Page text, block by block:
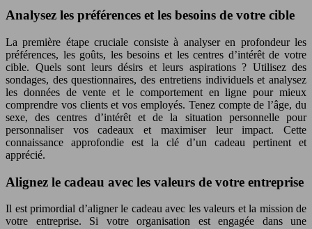
Analysez les préférences et les besoins de votre cible
La première étape cruciale consiste à analyser en profondeur les
préférences, les goûts, les besoins et les centres d’intérêt de votre
cible. Quels sont leurs désirs et leurs aspirations ? Utilisez des
sondages, des questionnaires, des entretiens individuels et analysez
les données de vente et le comportement en ligne pour mieux
comprendre vos clients et vos employés. Tenez compte de l’âge, du
sexe, des centres d’intérêt et de la situation personnelle pour
personnaliser vos cadeaux et maximiser leur impact. Cette
connaissance approfondie est la clé d’un cadeau pertinent et
apprécié.
Alignez le cadeau avec les valeurs de votre entreprise
Il est primordial d’aligner le cadeau avec les valeurs et la mission de
votre entreprise. Si votre organisation est engagée dans une